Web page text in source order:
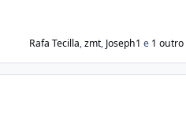
Rafa Tecilla,zmt, Joseph1 e 1 outro